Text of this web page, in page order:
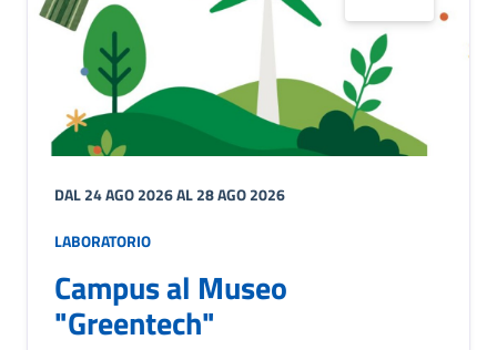
DAL 24 AGO 2026 AL 28 AGO 2026
LABORATORIO
Campus al Museo
"Greentech"